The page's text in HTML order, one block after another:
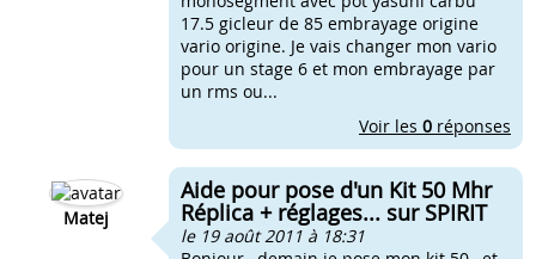
17.5 gicleur de 85 embrayage origine
vario origine. Je vais changer mon vario
pour un stage 6 et mon embrayage par
un rms ou...
Voir les 0 réponses
Matej
Aide pour pose d'un Kit 50 Mhr
Réplica + réglages... sur SPIRIT
le 19 août 2011 à 18:31